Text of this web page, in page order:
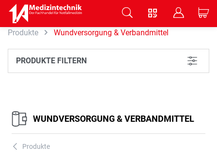
Zum Hauptinhalt springen
V B C
Produkte Wundversorgung & Verbandmittel
PRODUKTE FILTERN L
WUNDVERSORGUNG & VERBANDMITTEL
A Produkte